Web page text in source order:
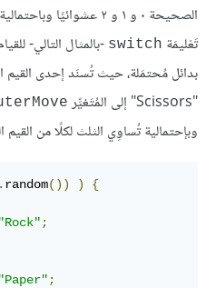
الصحيحة ٠ و ١ و ٢
تَعْليمَة switch -بالمثال التالي-
"Scissors" إلى المُتَغيِّر
وبإحتمالية تُساوِي الثلث لكلًا من القيم
. random()) )
{
"Rock" ;
"Paper" ;